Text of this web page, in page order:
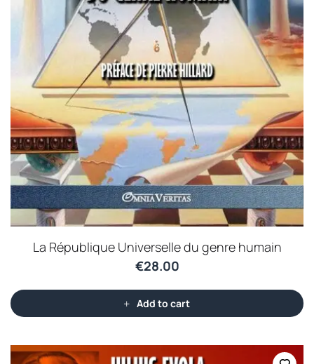
La République Universelle du genre humain
€28.00
Add to cart